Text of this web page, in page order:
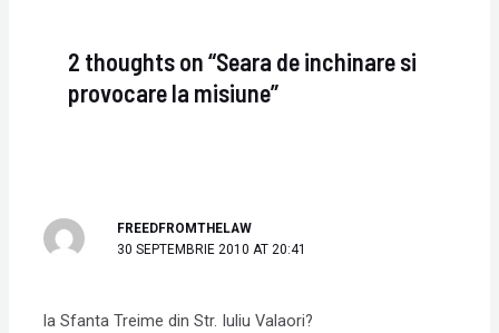
2 thoughts on “Seara de inchinare si
provocare la misiune”
FREEDFROMTHELAW
30 SEPTEMBRIE 2010 AT 20:41
la Sfanta Treime din Str. Iuliu Valaori?